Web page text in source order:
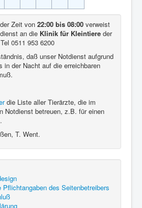
Zeit von 22:00 bis 08:00 verweist
an die Klinik für Kleintiere der
Tel 0511 953 6200
daß unser Notdienst aufgrund
in der Nacht auf die erreichbaren
die Liste aller Tierärzte, die im
Notdienst betreuen, z.B. für einen
T. Went.
Pflichtangaben des Seitenbetreibers